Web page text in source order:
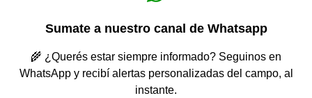
Sumate a nuestro canal de Whatsapp
🌾 ¿Querés estar siempre informado? Seguinos en
WhatsApp y recibí alertas personalizadas del campo, al
instante.